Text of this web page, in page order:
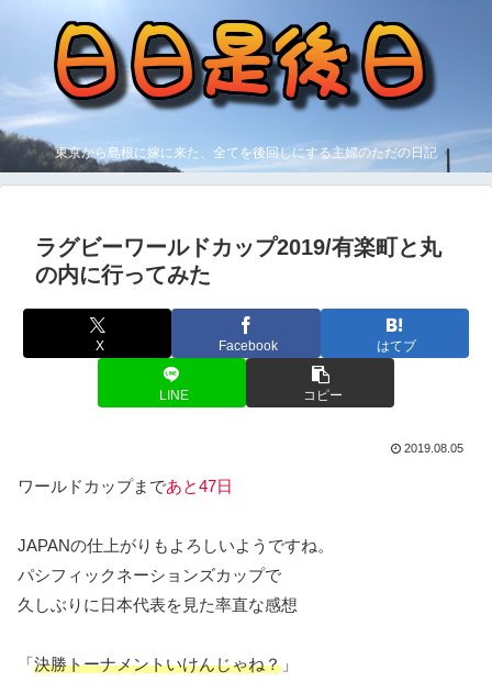
東京から島根に嫁に来た、全てを後回しにする主婦のただの日記
ラグビーワールドカップ2019/有楽町と丸
の内に行ってみた
X Facebook はてブ
LINE コピー
2019.08.05
ワールドカップまであと47日
JAPANの仕上がりもよろしいようですね。
パシフィックネーションズカップで
久しぶりに日本代表を見た率直な感想
「決勝トーナメントいけんじゃね？ 」